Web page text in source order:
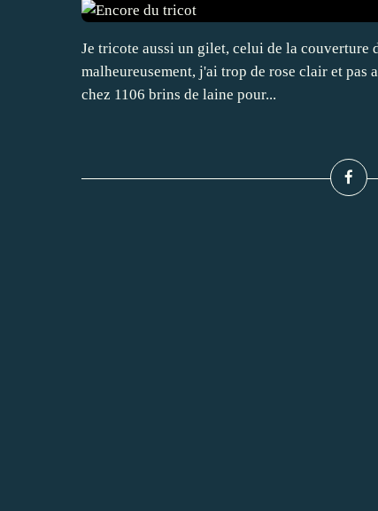
Je tricote aussi un gilet, celui de la couverture
malheureusement, j'ai trop de rose clair et pas
chez 1106 brins de laine pour...